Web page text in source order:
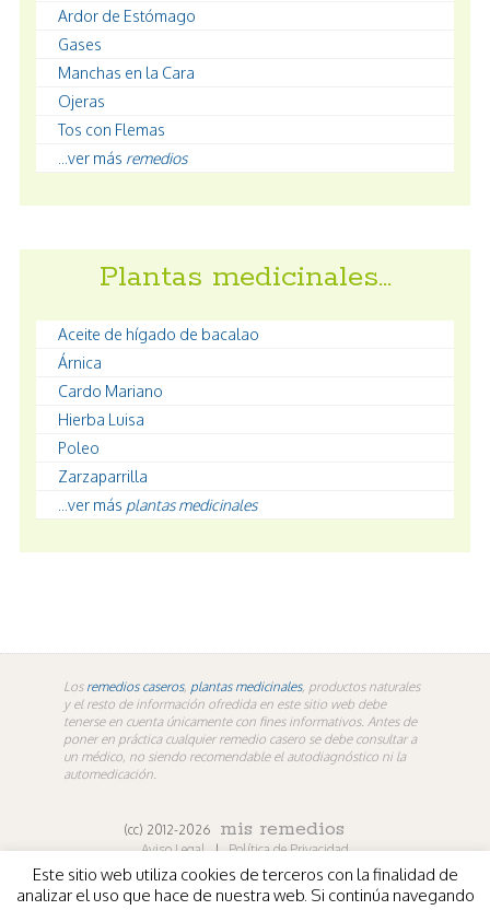
Ardor de Estómago
Gases
Manchas en la Cara
Ojeras
Tos con Flemas
...ver más remedios
Plantas medicinales…
Aceite de hígado de bacalao
Árnica
Cardo Mariano
Hierba Luisa
Poleo
Zarzaparrilla
...ver más plantas medicinales
Los remedios caseros, plantas medicinales, productos naturales
y el resto de información ofredida en este sitio web debe
tenerse en cuenta únicamente con fines informativos. Antes de
poner en práctica cualquier remedio casero se debe consultar a
un médico, no siendo recomendable el autodiagnóstico ni la
automedicación.
(cc) 2012-2026 mis remedios
Aviso Legal | Política de Privacidad
En los contenidos propios de misremedios. En vídeos y
Este sitio web utiliza cookies de terceros con la finalidad de
analizar el uso que hace de nuestra web. Si continúa navegando